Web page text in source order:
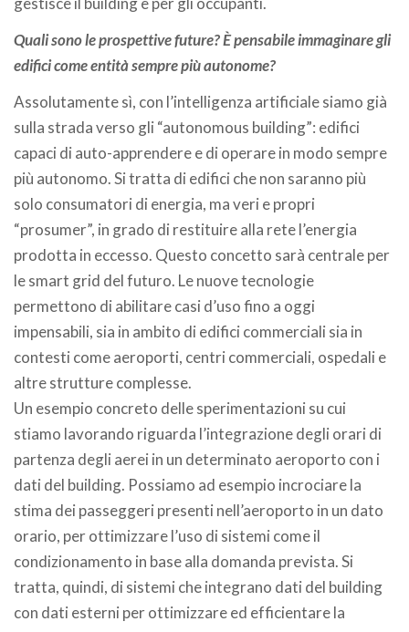
Quali sono le prospettive future? È pensabile immaginare gli
edifici come entità sempre più autonome?
Assolutamente sì, con l’intelligenza artificiale siamo già
sulla strada verso gli “autonomous building”: edifici
capaci di auto-apprendere e di operare in modo sempre
più autonomo. Si tratta di edifici che non saranno più
solo consumatori di energia, ma veri e propri
“prosumer”, in grado di restituire alla rete l’energia
prodotta in eccesso. Questo concetto sarà centrale per
le smart grid del futuro. Le nuove tecnologie
permettono di abilitare casi d’uso fino a oggi
impensabili, sia in ambito di edifici commerciali sia in
contesti come aeroporti, centri commerciali, ospedali e
altre strutture complesse.
Un esempio concreto delle sperimentazioni su cui
stiamo lavorando riguarda l’integrazione degli orari di
partenza degli aerei in un determinato aeroporto con i
dati del building. Possiamo ad esempio incrociare la
stima dei passeggeri presenti nell’aeroporto in un dato
orario, per ottimizzare l’uso di sistemi come il
condizionamento in base alla domanda prevista. Si
tratta, quindi, di sistemi che integrano dati del building
con dati esterni per ottimizzare ed efficientare la